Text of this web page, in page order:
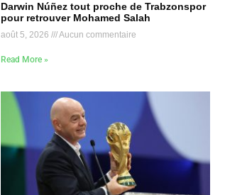
Darwin Núñez tout proche de Trabzonspor
pour retrouver Mohamed Salah
août 5, 2026 Aucun commentaire
Read More »